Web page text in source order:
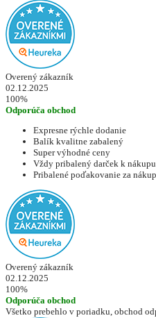
Overený zákazník
02.12.2025
100%
Odporúča obchod
Expresne rýchle dodanie
Balík kvalitne zabalený
Super výhodné ceny
Vždy pribalený darček k nákupu
Pribalené poďakovanie za nákup
Overený zákazník
02.12.2025
100%
Odporúča obchod
Všetko prebehlo v poriadku, obchod